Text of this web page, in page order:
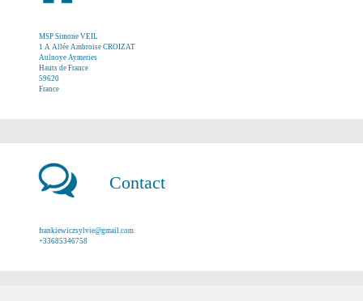
MSP Simone VEIL
1 A Allée Ambroise CROIZAT
Aulnoye Aymeries
Hauts de France
59620
France
Contact
frankiewiczsylvie@gmail.com
+33685346758